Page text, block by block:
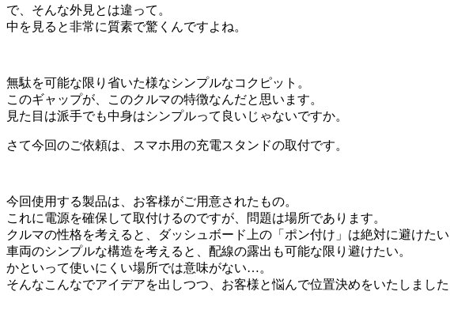
で、そんな外見とは違って。
中を見ると非常に質素で驚くんですよね。
無駄を可能な限り省いた様なシンプルなコクピット。
このギャップが、このクルマの特徴なんだと思います。
見た目は派手でも中身はシンプルって良いじゃないですか。
さて今回のご依頼は、スマホ用の充電スタンドの取付です。
今回使用する製品は、お客様がご用意されたもの。
これに電源を確保して取付けるのですが、問題は場所であります。
クルマの性格を考えると、ダッシュボード上の「ポン付け」は絶対に避けたい
車両のシンプルな構造を考えると、配線の露出も可能な限り避けたい。
かといって使いにくい場所では意味がない…。
そんなこんなでアイデアを出しつつ、お客様と悩んで位置決めをいたしました